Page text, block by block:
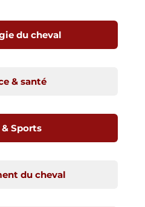
du cheval
& santé
Sports
du cheval